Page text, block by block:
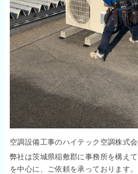
空調設備工事のハイテック空調株式会
弊社は茨城県稲敷郡に事務所を構え
を中心に、ご依頼を承っております。